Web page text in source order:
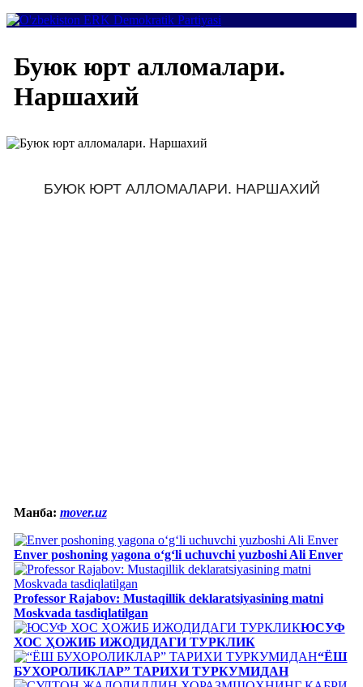
Буюк юрт алломалари.
Наршахий
БУЮК ЮРТ АЛЛОМАЛАРИ. НАРШАХИЙ
Манба: mover.uz
Enver poshoning yagona o‘g‘li uchuvchi yuzboshi Ali Enver
Professor Rajabov: Mustaqillik deklaratsiyasining matni
Moskvada tasdiqlatilgan
ЮСУФ
ХОС ҲОЖИБ ИЖОДИДАГИ ТУРКЛИК
“ЁШ
БУХОРОЛИКЛАР” ТАРИХИ ТУРКУМИДАН